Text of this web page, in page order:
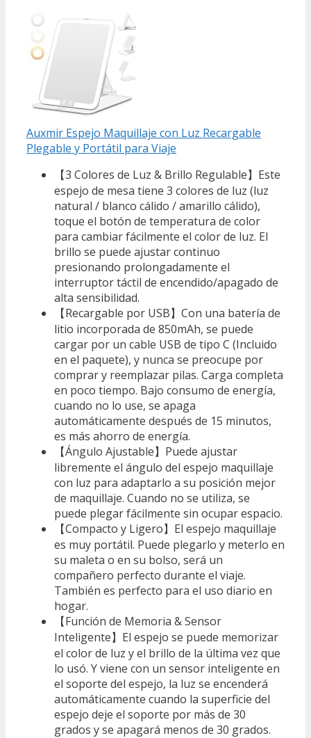
Auxmir Espejo Maquillaje con Luz Recargable
Plegable y Portátil para Viaje
【3 Colores de Luz & Brillo Regulable】Este
espejo de mesa tiene 3 colores de luz (luz
natural / blanco cálido / amarillo cálido),
toque el botón de temperatura de color
para cambiar fácilmente el color de luz. El
brillo se puede ajustar continuo
presionando prolongadamente el
interruptor táctil de encendido/apagado de
alta sensibilidad.
【Recargable por USB】Con una batería de
litio incorporada de 850mAh, se puede
cargar por un cable USB de tipo C (Incluido
en el paquete), y nunca se preocupe por
comprar y reemplazar pilas. Carga completa
en poco tiempo. Bajo consumo de energía,
cuando no lo use, se apaga
automáticamente después de 15 minutos,
es más ahorro de energía.
【Ángulo Ajustable】Puede ajustar
libremente el ángulo del espejo maquillaje
con luz para adaptarlo a su posición mejor
de maquillaje. Cuando no se utiliza, se
puede plegar fácilmente sin ocupar espacio.
【Compacto y Ligero】El espejo maquillaje
es muy portátil. Puede plegarlo y meterlo en
su maleta o en su bolso, será un
compañero perfecto durante el viaje.
También es perfecto para el uso diario en
hogar.
【Función de Memoria & Sensor
Inteligente】El espejo se puede memorizar
el color de luz y el brillo de la última vez que
lo usó. Y viene con un sensor inteligente en
el soporte del espejo, la luz se encenderá
automáticamente cuando la superficie del
espejo deje el soporte por más de 30
grados y se apagará menos de 30 grados.